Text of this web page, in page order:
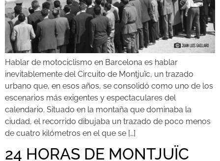
Hablar de motociclismo en Barcelona es hablar
inevitablemente del Circuito de Montjuïc, un trazado
urbano que, en esos años, se consolidó como uno de los
escenarios más exigentes y espectaculares del
calendario. Situado en la montaña que dominaba la
ciudad, el recorrido dibujaba un trazado de poco menos
de cuatro kilómetros en el que se […]
24 HORAS DE MONTJUÏC